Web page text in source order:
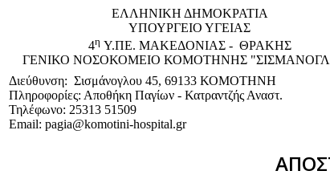
EΛΛΗΝΙΚΗ ΔΗΜΟΚΡΑΤΙΑ
ΥΠΟΥΡΓΕΙΟ ΥΓΕΙΑΣ
4η Υ.ΠΕ. ΜΑΚΕΔΟΝΙΑΣ - ΘΡΑΚΗΣ
ΓΕΝΙΚΟ NΟΣΟΚΟΜΕΙΟ ΚΟΜΟΤΗΝΗΣ
Διεύθυνση: Σισμάνογλου 45, 69133 ΚΟΜΟΤΗΝΗ
Πληροφορίες: Αποθήκη Παγίων - Κατραντζής Αναστ.
Τηλέφωνο: 25313 51509
Email: pagia@komotini-hospital.gr